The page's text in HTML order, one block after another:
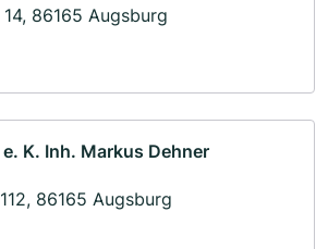
86165 Augsburg
K. Inh. Markus Dehner
86165 Augsburg